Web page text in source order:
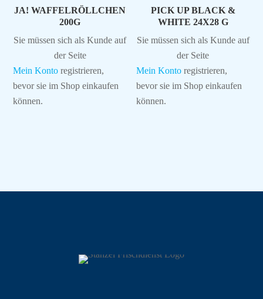
JA! WAFFELRÖLLCHEN
200G
Sie müssen sich als Kunde auf
der Seite
Mein Konto registrieren,
bevor sie im Shop einkaufen
können.
PICK UP BLACK &
WHITE 24X28 G
Sie müssen sich als Kunde auf
der Seite
Mein Konto registrieren,
bevor sie im Shop einkaufen
können.